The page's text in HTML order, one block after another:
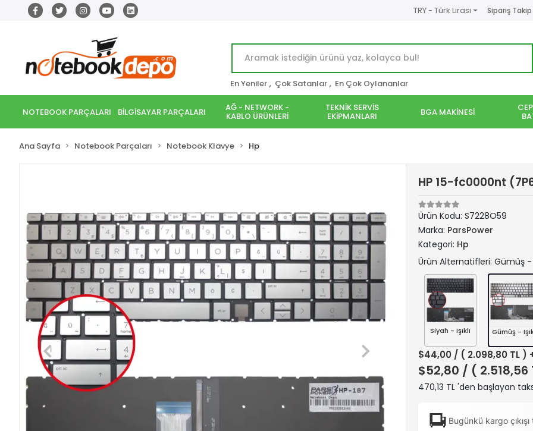
TRY - Türk Lirası Sipariş Takip
En Yeniler , Çok Satanlar , En Çok Oylananlar
NOTEBOOK PARÇALARI BİLGİSAYAR PARÇALARI AĞ - NETWORK -
KABLO ÜRÜNLERİ
TEKNİK SERVİS
EKİPMANLARI BGA MAKİNESİ
Ana Sayfa Notebook Parçaları Notebook Klavye Hp
HP 15-fc0000nt
Ürün Kodu: S7228O59
Marka: ParsPower
Kategori: Hp
Ürün Alternatifleri: Gümüş -
Siyah - Işıklı Gümüş -
$44,00 / ( 2.098,80 TL )
$52,80 / ( 2.518,56
470,13 TL 'den başlayan
Bugünkü kargo